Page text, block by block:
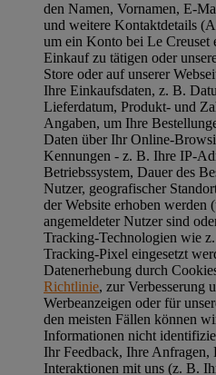
den Namen, Vornamen, E-
und weitere Kontaktdetails
um ein Konto bei Le Creuset
Einkauf zu tätigen oder
Store oder auf unserer
Ihre Einkaufsdaten, z. B.
Lieferdatum, Produkt- und
Angaben, um Ihre
Daten über Ihr Online-
Kennungen - z. B. Ihre IP-
Betriebssystem, Dauer des
Nutzer, geografischer
der Website erhoben werden
angemeldeter Nutzer sind
Tracking-Technologien wie
Tracking-Pixel eingesetzt
Datenerhebung durch
Richtlinie, zur Verbesserung
Werbeanzeigen oder für
den meisten Fällen können
Informationen nicht
Ihr Feedback, Ihre Anfragen,
Interaktionen mit uns (z. B.